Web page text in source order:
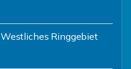
Ringgebiet